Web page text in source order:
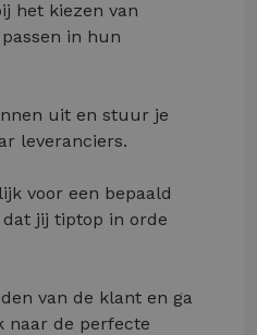
het kiezen van
in hun
uit en stuur je
leveranciers.
voor een bepaald
dat jij tiptop in orde
van de klant en ga
naar de perfecte